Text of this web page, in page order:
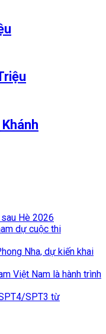
Hè 2026
dự cuộc thi
Nha, dự kiến khai
Việt Nam là hành trình
SPT3 từ